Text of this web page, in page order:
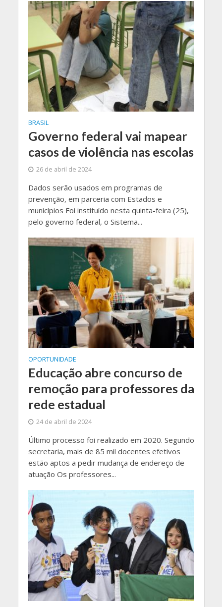
BRASIL
Governo federal vai mapear
casos de violência nas escolas
26 de abril de 2024
Dados serão usados em programas de
prevenção, em parceria com Estados e
municípios Foi instituído nesta quinta-feira (25),
pelo governo federal, o Sistema...
OPORTUNIDADE
Educação abre concurso de
remoção para professores da
rede estadual
24 de abril de 2024
Último processo foi realizado em 2020. Segundo
secretaria, mais de 85 mil docentes efetivos
estão aptos a pedir mudança de endereço de
atuação Os professores...